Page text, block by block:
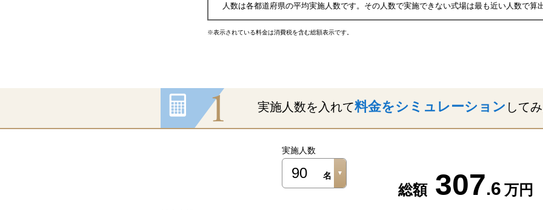
人数は各都道府県の平均実施人数です。その人数で実施できない式場は最も近い人数で算
※表示されている料金は消費税を含む総額表示です。
実施人数を入れて料金をシミュレーション して
実施人数
総額 307.6 万円